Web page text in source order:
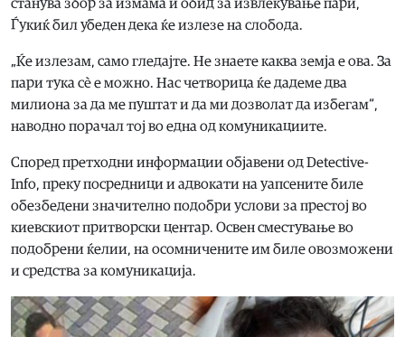
станува збор за измама и обид за извлекување пари,
Ѓукиќ бил убеден дека ќе излезе на слобода.
„Ќе излезам, само гледајте. Не знаете каква земја е ова. За
пари тука сè е можно. Нас четворица ќе дадеме два
милиона за да ме пуштат и да ми дозволат да избегам“,
наводно порачал тој во една од комуникациите.
Според претходни информации објавени од Detective-
Info, преку посредници и адвокати на уапсените биле
обезбедени значително подобри услови за престој во
киевскиот притворски центар. Освен сместување во
подобрени ќелии, на осомничените им биле овозможени
и средства за комуникација.